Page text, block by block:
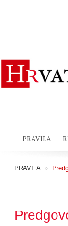
PRAVILA
PRAVILA »